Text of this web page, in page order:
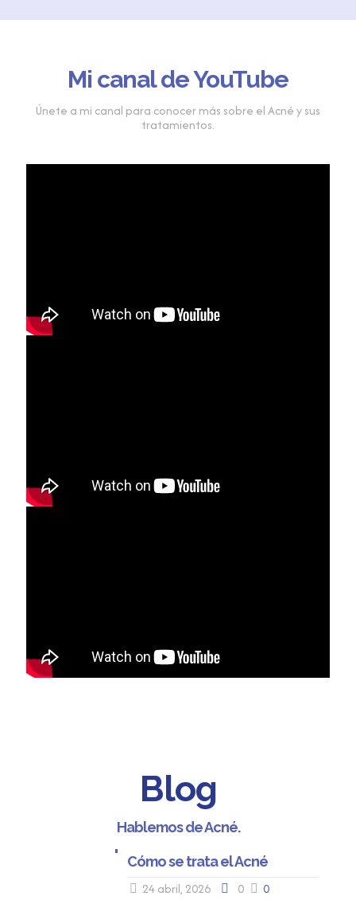
Mi canal de YouTube
Únete a mi canal para conocer más sobre el Acné y sus
tratamientos.
Blog
Hablemos de Acné.
Cómo se trata el Acné
24 abril, 2026
0
0